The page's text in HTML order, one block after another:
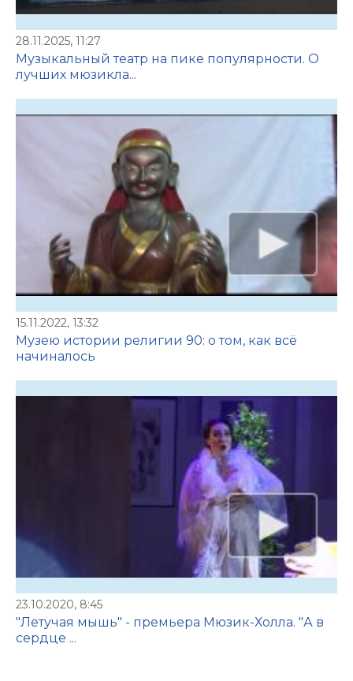
28.11.2025, 11:27
Музыкальный театр на пике популярности. О
лучших мюзикла...
15.11.2022, 13:32
Музею истории религии 90: о том, как всё
начиналось
23.10.2020, 8:45
"Летучая мышь" - премьера Мюзик-Холла. "А в
сердце ...